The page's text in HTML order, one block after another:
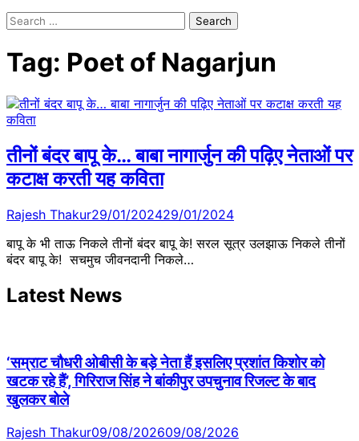
Search
Tag: Poet of Nagarjun
तीनों बंदर बापू के… बाबा नागार्जुन की पढ़िए नेताओं पर
कटाक्ष करती यह कविता
Rajesh Thakur29/01/202429/01/2024
बापू के भी ताऊ निकले तीनों बंदर बापू के! सरल सूत्र उलझाऊ निकले तीनों
बंदर बापू के! सचमुच जीवनदानी निकले…
Latest News
‘सम्राट चौधरी ओबीसी के बड़े नेता हैं इसलिए प्रशांत किशोर को
खटक रहे हैं’, गिरिराज सिंह ने बांकीपुर उपचुनाव रिजल्ट के बाद
खुलकर बोले
Rajesh Thakur09/08/202609/08/2026